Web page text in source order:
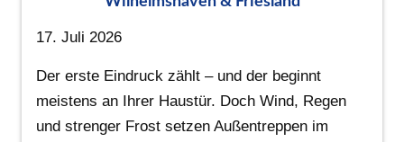
17. Juli 2026
Der erste Eindruck zählt – und der beginnt
meistens an Ihrer Haustür. Doch Wind, Regen
und strenger Frost setzen Außentreppen im